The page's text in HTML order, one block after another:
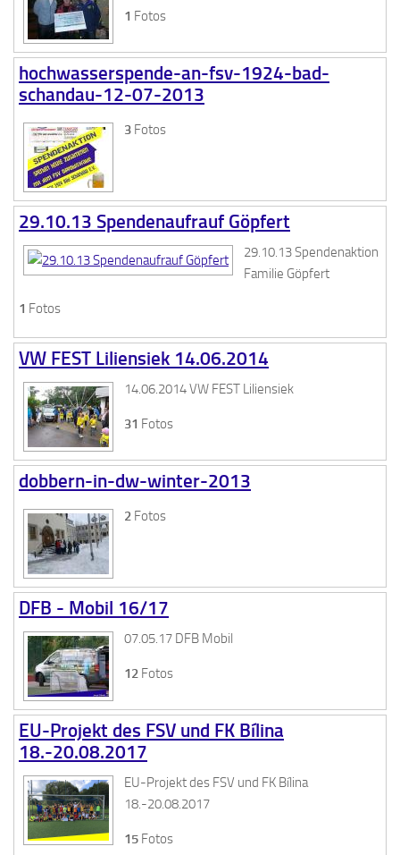
1 Fotos
hochwasserspende-an-fsv-1924-bad-
schandau-12-07-2013
3 Fotos
29.10.13 Spendenaufrauf Göpfert
29.10.13 Spendenaktion
Familie Göpfert
1 Fotos
VW FEST Liliensiek 14.06.2014
14.06.2014 VW FEST Liliensiek
31 Fotos
dobbern-in-dw-winter-2013
2 Fotos
DFB - Mobil 16/17
07.05.17 DFB Mobil
12 Fotos
EU-Projekt des FSV und FK Bílina
18.-20.08.2017
EU-Projekt des FSV und FK Bílina
18.-20.08.2017
15 Fotos